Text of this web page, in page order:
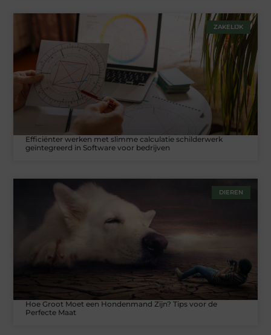
ZAKELIJK
Efficiënter werken met slimme calculatie schilderwerk
geïntegreerd in Software voor bedrijven
DIEREN
Hoe Groot Moet een Hondenmand Zijn? Tips voor de
Perfecte Maat